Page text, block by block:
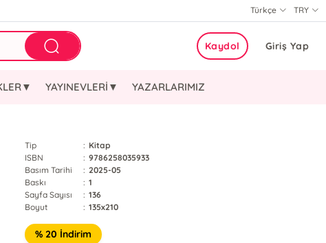
TRY
Türkçe
Giriş Yap
Kaydol
YAYINEVLERİ▼ YAZARLARIMIZ
Tip : Kitap
ISBN
: 9786258035933
Basım Tarihi
: 2025-05
Baskı
: 1
Sayfa Sayısı
: 136
Boyut
: 135x210
% 20 İndirim